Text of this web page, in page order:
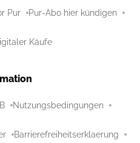
Pur Pur-Abo hier kündigen
Käufe
Nutzungsbedingungen
Barrierefreiheitserklaerung